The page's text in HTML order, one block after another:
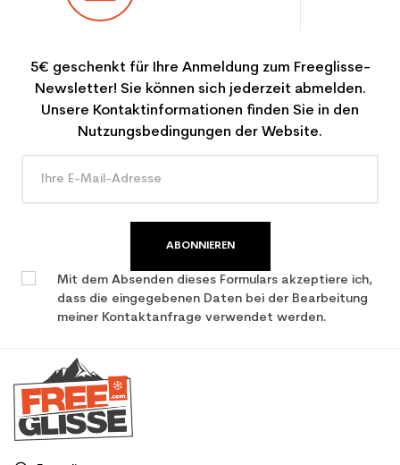
5€ geschenkt für Ihre Anmeldung zum Freeglisse-
Newsletter! Sie können sich jederzeit abmelden.
Unsere Kontaktinformationen finden Sie in den
Nutzungsbedingungen der Website.
ABONNIEREN
Mit dem Absenden dieses Formulars akzeptiere ich,
dass die eingegebenen Daten bei der Bearbeitung
meiner Kontaktanfrage verwendet werden.